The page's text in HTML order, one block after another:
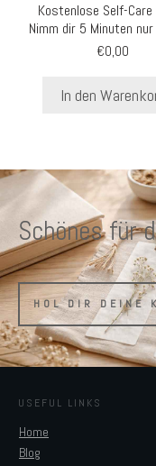
Kostenlose Self-Care
Nimm dir 5 Minuten
€0,00
In den
Schönes für
HOL DIR DEINE
USEFUL LINKS
Home
Blog